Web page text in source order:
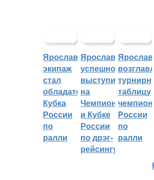
Ярославский
экипаж
стал
обладателем
Кубка
России
по
ралли
Ярославцы
успешно
выступили
на
Чемпионате
и Кубке
России
по дрэг-
рейсингу
таблицу
России
по
ралли